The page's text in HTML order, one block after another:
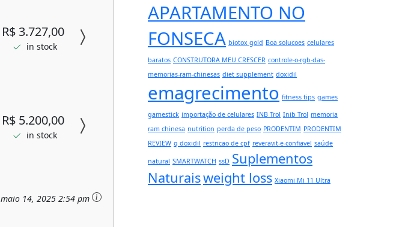
R$ 3.727,00
in stock
R$ 5.200,00
in stock
maio 14, 2025 2:54 pm
APARTAMENTO NO
FONSECA biotox gold Boa solucoes celulares
baratos CONSTRUTORA MEU CRESCER controle-o-rgb-das-
memorias-ram-chinesas diet supplement doxidil
emagrecimento fitness tips games
gamestick importação de celulares INB Trol Inib Trol memoria
ram chinesa nutrition perda de peso PRODENTIM PRODENTIM
REVIEW q doxidil restricao de cpf reveravit-e-confiavel saúde
natural SMARTWATCH ssD Suplementos
Naturaisweight loss Xiaomi Mi 11 Ultra